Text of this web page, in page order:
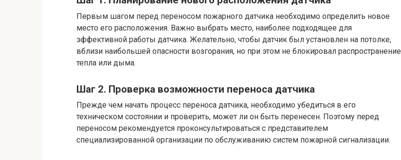
Первым шагом перед переносом пожарного датчика необходимо определить новое
место его расположения. Важно выбрать место, наиболее подходящее для
эффективной работы датчика. Желательно, чтобы датчик был установлен на потолке,
вблизи наибольшей опасности возгорания, но при этом не блокировал распространение
тепла или дыма.
Шаг 2. Проверка возможности переноса датчика
Прежде чем начать процесс переноса датчика, необходимо убедиться в его
техническом состоянии и проверить, может ли он быть перенесен. Поэтому перед
переносом рекомендуется проконсультироваться с представителем
специализированной организации по обслуживанию систем пожарной сигнализации.